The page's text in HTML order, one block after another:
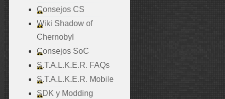
Consejos CS
Wiki Shadow of
Chernobyl
Consejos SoC
S.T.A.L.K.E.R. FAQs
S.T.A.L.K.E.R. Mobile
SDK y Modding